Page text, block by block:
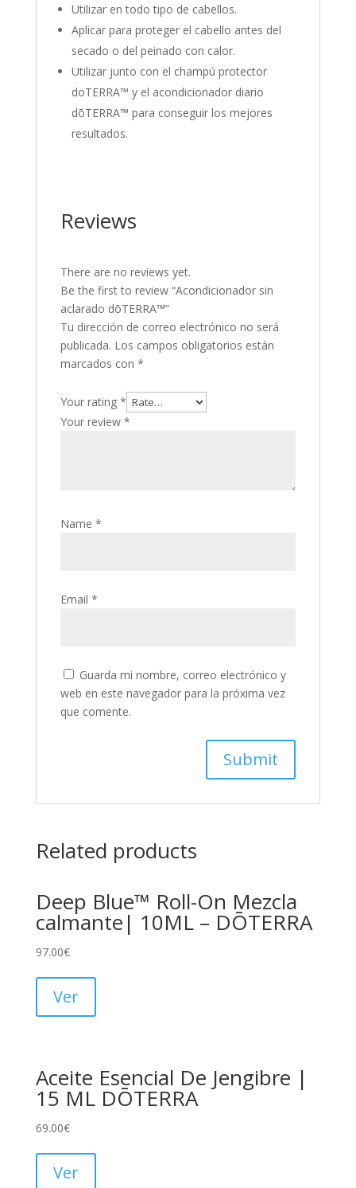
Utilizar en todo tipo de cabellos.
Aplicar para proteger el cabello antes del
secado o del peinado con calor.
Utilizar junto con el champú protector
doTERRA™ y el acondicionador diario
dōTERRA™ para conseguir los mejores
resultados.
Reviews
There are no reviews yet.
Be the first to review “Acondicionador sin
aclarado dōTERRA™”
Tu dirección de correo electrónico no será
publicada. Los campos obligatorios están
marcados con *
Your rating *
Your review *
Name *
Email *
Guarda mi nombre, correo electrónico y
web en este navegador para la próxima vez
que comente.
Related products
Deep Blue™ Roll-On Mezcla
calmante| 10ML – DŌTERRA
97.00€
Ver
Aceite Esencial De Jengibre |
15 ML DŌTERRA
69.00€
Ver